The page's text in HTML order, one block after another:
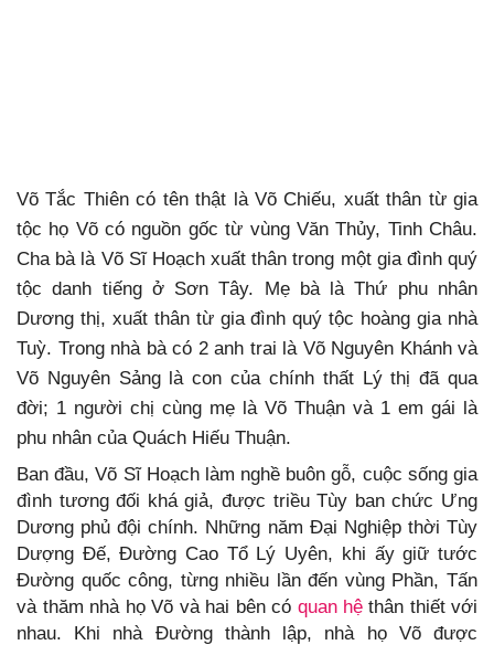
Võ Tắc Thiên có tên thật là Võ Chiếu, xuất thân từ gia
tộc họ Võ có nguồn gốc từ vùng Văn Thủy, Tinh Châu.
Cha bà là Võ Sĩ Hoạch xuất thân trong một gia đình quý
tộc danh tiếng ở Sơn Tây. Mẹ bà là Thứ phu nhân
Dương thị, xuất thân từ gia đình quý tộc hoàng gia nhà
Tuỳ. Trong nhà bà có 2 anh trai là Võ Nguyên Khánh và
Võ Nguyên Sảng là con của chính thất Lý thị đã qua
đời; 1 người chị cùng mẹ là Võ Thuận và 1 em gái là
phu nhân của Quách Hiếu Thuận.
Ban đầu, Võ Sĩ Hoạch làm nghề buôn gỗ, cuộc sống gia
đình tương đối khá giả, được triều Tùy ban chức Ưng
Dương phủ đội chính. Những năm Đại Nghiệp thời Tùy
Dượng Đế, Đường Cao Tổ Lý Uyên, khi ấy giữ tước
Đường quốc công, từng nhiều lần đến vùng Phần, Tấn
và thăm nhà họ Võ và hai bên có quan hệthân thiết với
nhau. Khi nhà Đường thành lập, nhà họ Võ được